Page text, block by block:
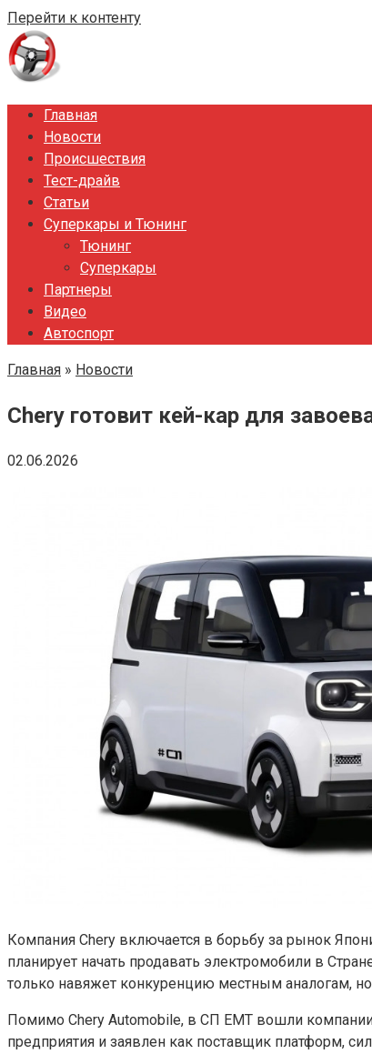
Перейти к контенту
Главная
Новости
Происшествия
Тест-драйв
Статьи
Суперкары и Тюнинг
Тюнинг
Суперкары
Партнеры
Видео
Автоспорт
Главная » Новости
Chery готовит кей-кар для
02.06.2026
Компания Chery включается в борьбу за рынок
планирует начать продавать электромобили в
только навяжет конкуренцию местным аналогам,
Помимо Chery Automobile, в СП EMT вошли компании
предприятия и заявлен как поставщик платформ,